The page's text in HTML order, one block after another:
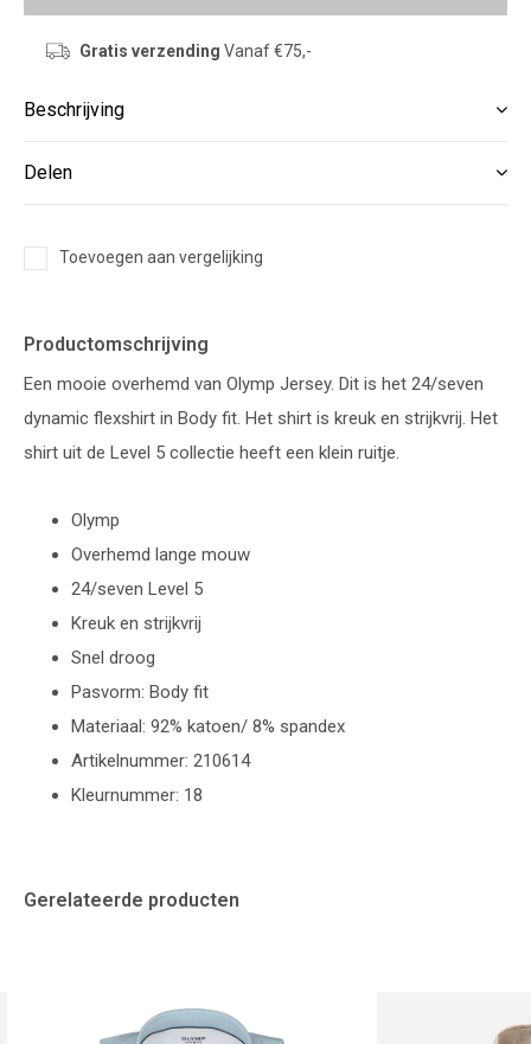
Gratis verzending Vanaf €75,-
Beschrijving
Delen
Toevoegen aan vergelijking
Productomschrijving
Een mooie overhemd van Olymp Jersey. Dit is het 24/seven
dynamic flexshirt in Body fit. Het shirt is kreuk en strijkvrij. Het
shirt uit de Level 5 collectie heeft een klein ruitje.
Olymp
Overhemd lange mouw
24/seven Level 5
Kreuk en strijkvrij
Snel droog
Pasvorm: Body fit
Materiaal: 92% katoen/ 8% spandex
Artikelnummer: 210614
Kleurnummer: 18
Gerelateerde producten